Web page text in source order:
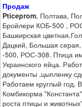
Продаж
Pticeprom, Полтава,
Бройлери КОБ-500 ,
Башкирская
Дацкий, Большая
-500, РОС-308. Птица
Украинского яйца.
документы ,цыпленку
Работаем круглый год.
Комбикорма
роста птицы и